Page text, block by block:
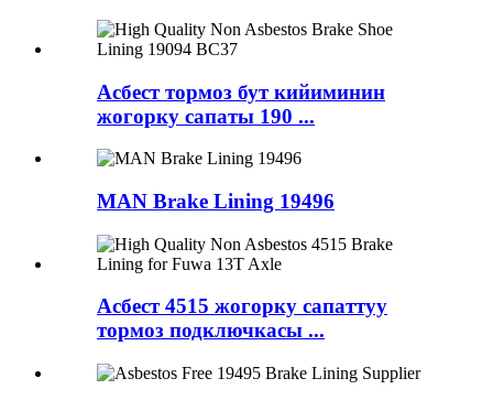
Асбест тормоз бут кийиминин
жогорку сапаты 190 ...
MAN Brake Lining 19496
Асбест 4515 жогорку сапаттуу
тормоз подключкасы ...